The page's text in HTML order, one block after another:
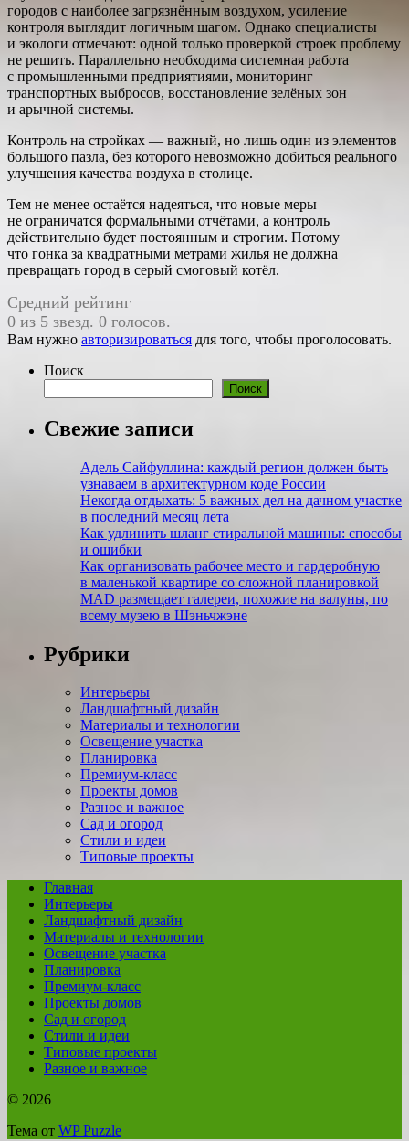
городов с наиболее загрязнённым воздухом, усиление
контроля выглядит логичным шагом. Однако специалисты
и экологи отмечают: одной только проверкой строек проблему
не решить. Параллельно необходима системная работа
с промышленными предприятиями, мониторинг
транспортных выбросов, восстановление зелёных зон
и арычной системы.
Контроль на стройках — важный, но лишь один из элементов
большого пазла, без которого невозможно добиться реального
улучшения качества воздуха в столице.
Тем не менее остаётся надеяться, что новые меры
не ограничатся формальными отчётами, а контроль
действительно будет постоянным и строгим. Потому
что гонка за квадратными метрами жилья не должна
превращать город в серый смоговый котёл.
Средний рейтинг
0 из 5 звезд. 0 голосов.
Вам нужно авторизироваться для того, чтобы проголосовать.
Поиск
Поиск
Свежие записи
Адель Сайфуллина: каждый регион должен быть
узнаваем в архитектурном коде России
Некогда отдыхать: 5 важных дел на дачном участке
в последний месяц лета
Как удлинить шланг стиральной машины: способы
и ошибки
Как организовать рабочее место и гардеробную
в маленькой квартире со сложной планировкой
MAD размещает галереи, похожие на валуны, по
всему музею в Шэньчжэне
Рубрики
Интерьеры
Ландшафтный дизайн
Материалы и технологии
Освещение участка
Планировка
Премиум-класс
Проекты домов
Разное и важное
Сад и огород
Стили и идеи
Типовые проекты
Главная
Интерьеры
Ландшафтный дизайн
Материалы и технологии
Освещение участка
Планировка
Премиум-класс
Проекты домов
Сад и огород
Стили и идеи
Типовые проекты
Разное и важное
© 2026
Тема от WP Puzzle